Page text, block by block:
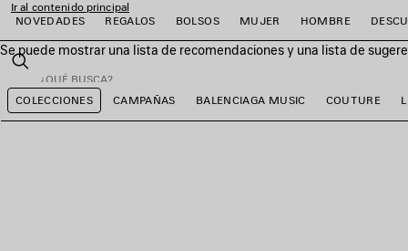
Ir al contenido principal
NOVEDADES
REGALOS BOLSOS MUJER HOMBRE
Se puede mostrar una lista de recomendaciones y una lista de
Buscar
close the banner
COLECCIONES CAMPAÑAS BALENCIAGA MUSIC COUTURE